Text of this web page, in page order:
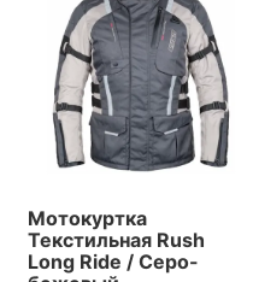
Мотокуртка
Текстильная Rush
Long Ride / Серо-